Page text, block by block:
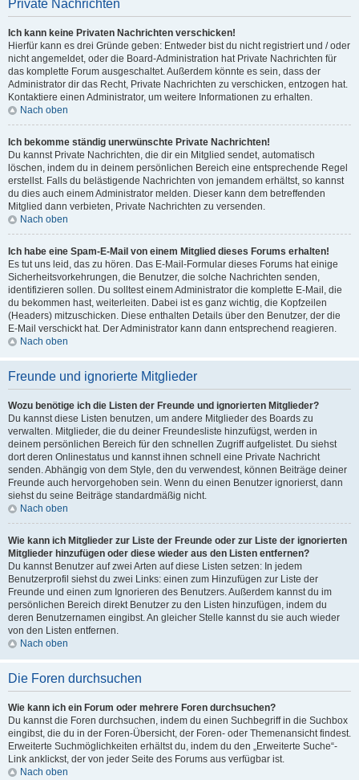
Private Nachrichten
Ich kann keine Privaten Nachrichten verschicken!
Hierfür kann es drei Gründe geben: Entweder bist du nicht registriert und / oder
nicht angemeldet, oder die Board-Administration hat Private Nachrichten für
das komplette Forum ausgeschaltet. Außerdem könnte es sein, dass der
Administrator dir das Recht, Private Nachrichten zu verschicken, entzogen hat.
Kontaktiere einen Administrator, um weitere Informationen zu erhalten.
Nach oben
Ich bekomme ständig unerwünschte Private Nachrichten!
Du kannst Private Nachrichten, die dir ein Mitglied sendet, automatisch
löschen, indem du in deinem persönlichen Bereich eine entsprechende Regel
erstellst. Falls du belästigende Nachrichten von jemandem erhältst, so kannst
du dies auch einem Administrator melden. Dieser kann dem betreffenden
Mitglied dann verbieten, Private Nachrichten zu versenden.
Nach oben
Ich habe eine Spam-E-Mail von einem Mitglied dieses Forums erhalten!
Es tut uns leid, das zu hören. Das E-Mail-Formular dieses Forums hat einige
Sicherheitsvorkehrungen, die Benutzer, die solche Nachrichten senden,
identifizieren sollen. Du solltest einem Administrator die komplette E-Mail, die
du bekommen hast, weiterleiten. Dabei ist es ganz wichtig, die Kopfzeilen
(Headers) mitzuschicken. Diese enthalten Details über den Benutzer, der die
E-Mail verschickt hat. Der Administrator kann dann entsprechend reagieren.
Nach oben
Freunde und ignorierte Mitglieder
Wozu benötige ich die Listen der Freunde und ignorierten Mitglieder?
Du kannst diese Listen benutzen, um andere Mitglieder des Boards zu
verwalten. Mitglieder, die du deiner Freundesliste hinzufügst, werden in
deinem persönlichen Bereich für den schnellen Zugriff aufgelistet. Du siehst
dort deren Onlinestatus und kannst ihnen schnell eine Private Nachricht
senden. Abhängig von dem Style, den du verwendest, können Beiträge deiner
Freunde auch hervorgehoben sein. Wenn du einen Benutzer ignorierst, dann
siehst du seine Beiträge standardmäßig nicht.
Nach oben
Wie kann ich Mitglieder zur Liste der Freunde oder zur Liste der ignorierten
Mitglieder hinzufügen oder diese wieder aus den Listen entfernen?
Du kannst Benutzer auf zwei Arten auf diese Listen setzen: In jedem
Benutzerprofil siehst du zwei Links: einen zum Hinzufügen zur Liste der
Freunde und einen zum Ignorieren des Benutzers. Außerdem kannst du im
persönlichen Bereich direkt Benutzer zu den Listen hinzufügen, indem du
deren Benutzernamen eingibst. An gleicher Stelle kannst du sie auch wieder
von den Listen entfernen.
Nach oben
Die Foren durchsuchen
Wie kann ich ein Forum oder mehrere Foren durchsuchen?
Du kannst die Foren durchsuchen, indem du einen Suchbegriff in die Suchbox
eingibst, die du in der Foren-Übersicht, der Foren- oder Themenansicht findest.
Erweiterte Suchmöglichkeiten erhältst du, indem du den „Erweiterte Suche“-
Link anklickst, der von jeder Seite des Forums aus verfügbar ist.
Nach oben